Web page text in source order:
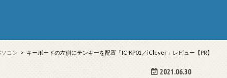
ソコン キーボードの左側にテンキーを配置「IC-KP01／iClever」レビュー【PR】
2021.06.30